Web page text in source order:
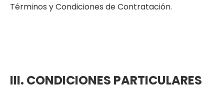
Términos y Condiciones de Contratación.
III. CONDICIONES PARTICULARES